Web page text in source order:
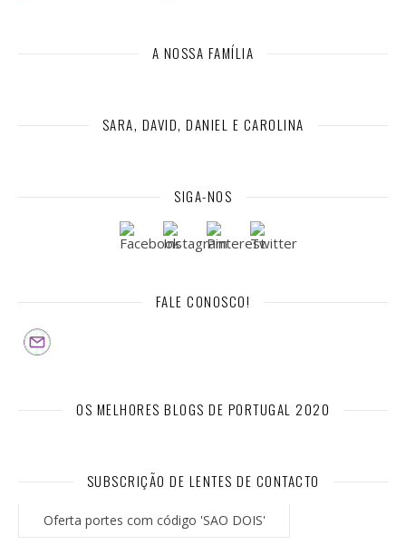
A NOSSA FAMÍLIA
SARA, DAVID, DANIEL E CAROLINA
SIGA-NOS
FALE CONOSCO!
OS MELHORES BLOGS DE PORTUGAL 2020
SUBSCRIÇÃO DE LENTES DE CONTACTO
Oferta portes com código 'SAO DOIS'